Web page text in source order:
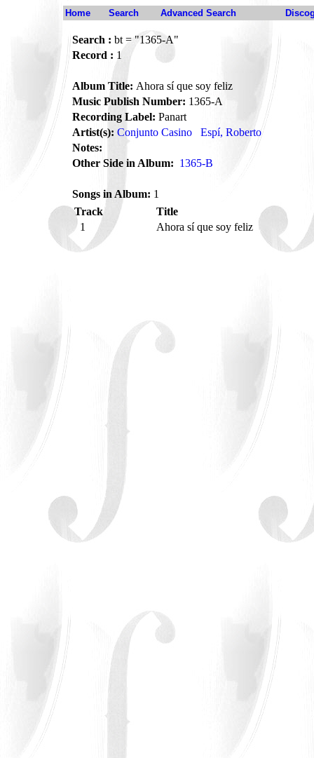
Home Search Advanced Search
Search : bt = "1365-A"
Record : 1
Album Title: Ahora sí que soy feliz
Music Publish Number: 1365-A
Recording Label: Panart
Artist(s): Conjunto Casino
Espí, Roberto
Notes:
Other Side in Album: 1365-B
Songs in Album: 1
Track
Title
1
Ahora sí que soy feliz